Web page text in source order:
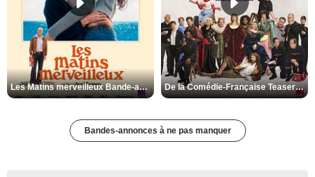
Les Matins merveilleux Bande-annonce VF De la Comédie-Française Teaser VF
Bandes-annonces à ne pas manquer